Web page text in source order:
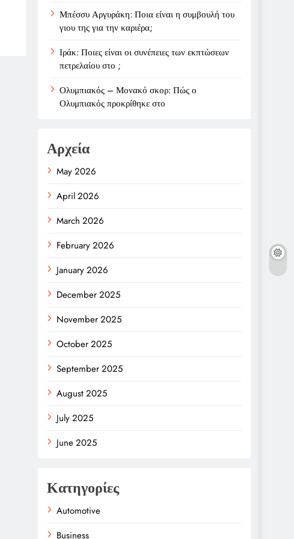
Μπέσσυ Αργυράκη: Ποια είναι η συμβουλή του
γιου της για την καριέρα;
Ιράκ: Ποιες είναι οι συνέπειες των εκπτώσεων
πετρελαίου στο ;
Ολυμπιακός – Μονακό σκορ: Πώς ο
Ολυμπιακός προκρίθηκε στο
Αρχεία
May 2026
April 2026
March 2026
February 2026
January 2026
December 2025
November 2025
October 2025
September 2025
August 2025
July 2025
June 2025
Κατηγορίες
Automotive
Business